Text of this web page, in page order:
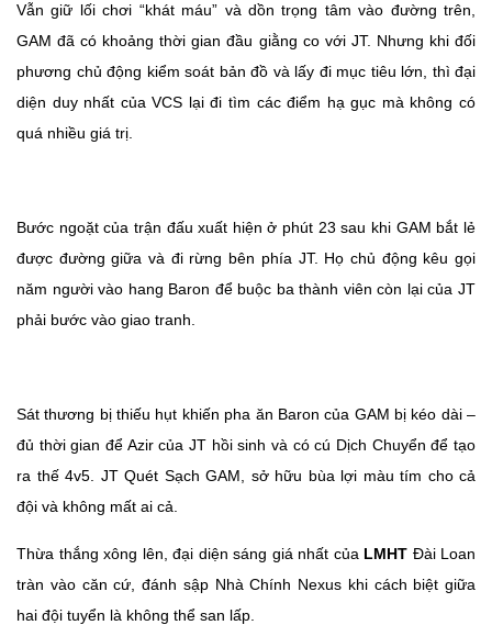
Vẫn giữ lối chơi “khát máu” và dồn trọng tâm vào đường trên,
GAM đã có khoảng thời gian đầu giằng co với JT. Nhưng khi đối
phương chủ động kiểm soát bản đồ và lấy đi mục tiêu lớn, thì đại
diện duy nhất của VCS lại đi tìm các điểm hạ gục mà không có
quá nhiều giá trị.
Bước ngoặt của trận đấu xuất hiện ở phút 23 sau khi GAM bắt lẻ
được đường giữa và đi rừng bên phía JT. Họ chủ động kêu gọi
năm người vào hang Baron để buộc ba thành viên còn lại của JT
phải bước vào giao tranh.
Sát thương bị thiếu hụt khiến pha ăn Baron của GAM bị kéo dài –
đủ thời gian để Azir của JT hồi sinh và có cú Dịch Chuyển để tạo
ra thế 4v5. JT Quét Sạch GAM, sở hữu bùa lợi màu tím cho cả
đội và không mất ai cả.
Thừa thắng xông lên, đại diện sáng giá nhất của LMHT Đài Loan
tràn vào căn cứ, đánh sập Nhà Chính Nexus khi cách biệt giữa
hai đội tuyển là không thể san lấp.